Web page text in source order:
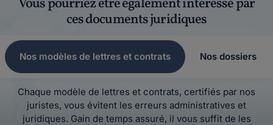
Vous pourriez être également intéressé par
ces documents juridiques
Nos modèles de lettres et contrats Nos dossiers
Chaque modèle de lettres et contrats, certifiés par nos
juristes, vous évitent les erreurs administratives et
juridiques. Gain de temps assuré, il vous suffit de les